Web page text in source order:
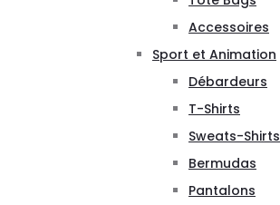
Accessoires
Sport et Animation
Débardeurs
T-Shirts
Sweats-Shirts
Bermudas
Pantalons